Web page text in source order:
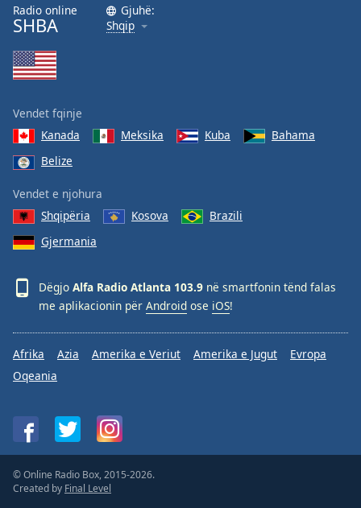
Radio online
SHBA
Gjuhë:
Shqip
Vendet fqinje
Kanada
Meksika Kuba
Bahama
Belize
Vendet e njohura
Shqipëria
Kosova
Brazili
Gjermania
Dëgjo Alfa Radio Atlanta 103.9 në smartfonin tënd falas
me aplikacionin për Android ose iOS!
Afrika Azia Amerika e Veriut Amerika e Jugut
Evropa
Oqeania
© Online Radio Box, 2015-2026.
Created by Final Level